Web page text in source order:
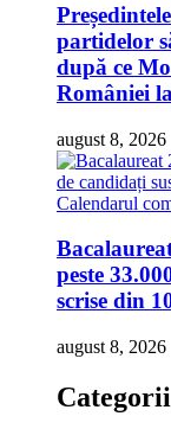
partidelor
după ce
României
august 8, 2026
peste
scrise din
august 8, 2026
Categorii